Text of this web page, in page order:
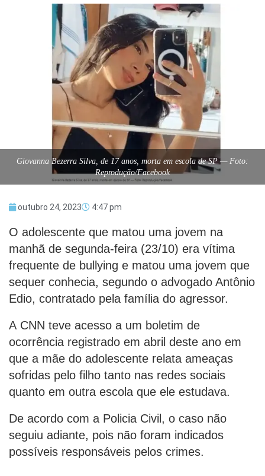
Giovanna Bezerra Silva, de 17 anos, morta em escola de SP — Foto:
Reprodução/Facebook
outubro 24, 2023 4:47 pm
O adolescente que matou uma jovem na
manhã de segunda-feira (23/10) era vítima
frequente de bullying e matou uma jovem que
sequer conhecia, segundo o advogado Antônio
Edio, contratado pela família do agressor.
A CNN teve acesso a um boletim de
ocorrência registrado em abril deste ano em
que a mãe do adolescente relata ameaças
sofridas pelo filho tanto nas redes sociais
quanto em outra escola que ele estudava.
De acordo com a Policia Civil, o caso não
seguiu adiante, pois não foram indicados
possíveis responsáveis pelos crimes.